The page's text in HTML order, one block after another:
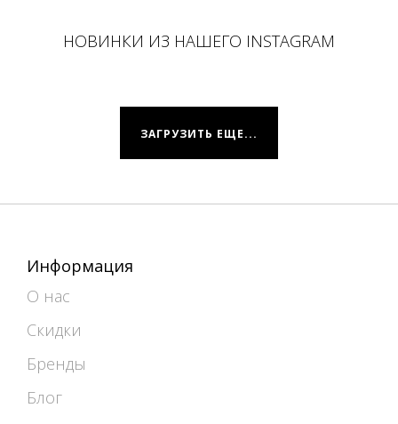
НОВИНКИ ИЗ НАШЕГО INSTAGRAM
ЗАГРУЗИТЬ ЕЩЕ...
Информация
О нас
Скидки
Бренды
Блог